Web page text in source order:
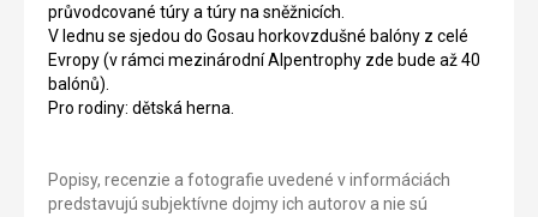
průvodcované túry a túry na sněžnicích.
V lednu se sjedou do Gosau horkovzdušné balóny z celé
Evropy (v rámci mezinárodní Alpentrophy zde bude až 40
balónů).
Pro rodiny: dětská herna.
Popisy, recenzie a fotografie uvedené v informáciách
predstavujú subjektívne dojmy ich autorov a nie sú